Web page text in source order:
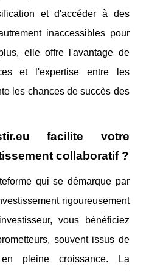
et d'accéder à des
inaccessibles pour
elle offre l'avantage de
et l'expertise entre les
les chances de succès des
facilite votre
collaboratif ?
qui se démarque par
rigoureusement
vous bénéficiez
souvent issus de
pleine croissance. La